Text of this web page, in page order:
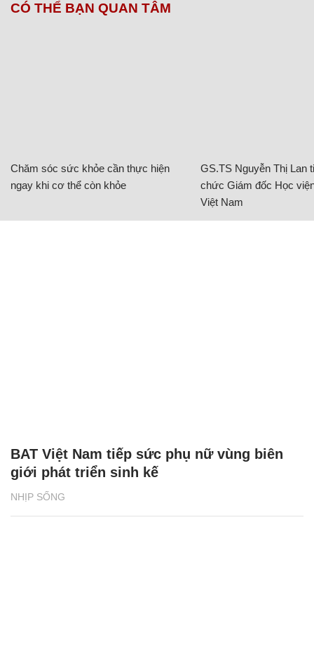
CÓ THỂ BẠN QUAN TÂM
Chăm sóc sức khỏe cần thực hiện
ngay khi cơ thể còn khỏe
GS.TS Nguyễn Thị Lan
chức Giám đốc Học
Việt Nam
NHỊP SỐNG
BAT Việt Nam tiếp sức phụ nữ vùng biên
giới phát triển sinh kế